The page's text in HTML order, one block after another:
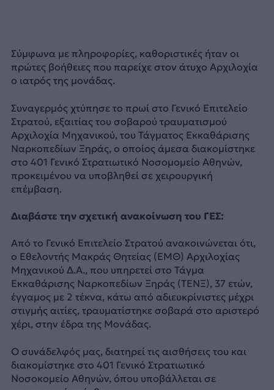
Σύμφωνα με πληροφορίες, καθοριστικές ήταν οι
πρώτες βοήθειες που παρείχε στον άτυχο Αρχιλοχία
ο ιατρός της μονάδας.
Συναγερμός χτύπησε το πρωί στο Γενικό Επιτελείο
Στρατού, εξαιτίας του σοβαρού τραυματισμού
Αρχιλοχία Μηχανικού, του Τάγματος Εκκαθάρισης
Ναρκοπεδίων Ξηράς, ο οποίος άμεσα διακομίστηκε
στο 401 Γενικό Στρατιωτικό Νοσομομείο Αθηνών,
προκειμένου να υποβληθεί σε χειρουργική
επέμβαση.
Διαβάστε την σχετική ανακοίνωση του ΓΕΣ:
Από το Γενικό Επιτελείο Στρατού ανακοινώνεται ότι,
ο Εθελοντής Μακράς Θητείας (ΕΜΘ) Αρχιλοχίας
Μηχανικού Δ.Α., που υπηρετεί στο Τάγμα
Εκκαθάρισης Ναρκοπεδίων Ξηράς (ΤΕΝΞ), 37 ετών,
έγγαμος με 2 τέκνα, κάτω από αδιευκρίνιστες μέχρι
στιγμής αιτίες, τραυματίστηκε σοβαρά στο αριστερό
χέρι, στην έδρα της Μονάδας.
O συνάδελφός μας, διατηρεί τις αισθήσεις του και
διακομίστηκε στο 401 Γενικό Στρατιωτικό
Νοσοκομείο Αθηνών, όπου υποβάλλεται σε